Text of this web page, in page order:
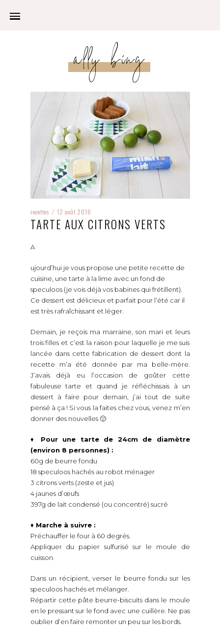
ally bing
recettes / 12 août 2016
TARTE AUX CITRONS VERTS
A
ujourd’hui je vous propose une petite recette de
cuisine, une tarte à la lime avec un fond de
speculoos (je vois déjà vos babines qui frétillent).
Ce dessert est délicieux et parfait pour l’été car il
est très rafraîchissant et léger.
Demain, je reçois ma marraine, son mari et leurs
trois filles et c’est la raison pour laquelle je me suis
lancée dans cette fabrication de dessert dont la
recette m’a été donnée par ma belle-mère.
J’avais déjà eu l’occasion de goûter cette
fabuleuse tarte et quand je réfléchissais à un
dessert à faire pour demain, j’ai tout de suite
pensé à ça ! Si vous la faites chez vous, venez m’en
donner des nouvelles 🙂
♦ Pour une tarte de 24cm de diamètre
(environ 8 personnes) :
60g de beurre fondu
18 speculoos hachés au robot ménager
3 citrons verts (zeste et jus)
4 jaunes d’œufs
397g de lait condensé (ou concentré) sucré
♦ Marche à suivre :
Préchauffer le four à 60 degrés.
Appliquer du papier sulfurisé sur le moule de
cuisson.
Dans un récipient, verser le beurre fondu sur les
speculoos hachés et mélanger.
Répartir cette pâte beurre-biscuits dans le moule
en le pressant sur le fond avec une cuillère. Ne pas
oublier d’en faire remonter un peu sur les bords.